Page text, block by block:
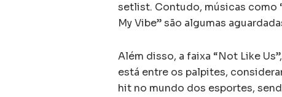
setlist. Contudo, músicas como
My Vibe” são algumas
Além disso, a faixa “Not Like
está entre os palpites,
hit no mundo dos esportes,